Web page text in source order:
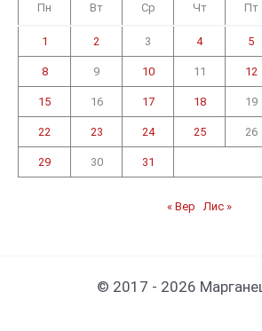
Пн Вт Ср Чт Пт
1 2 3 4 5
8 9 10 11 12
15 16 17 18 19
22 23 24 25 26
29 30 31
« Вер Лис »
© 2017 - 2026